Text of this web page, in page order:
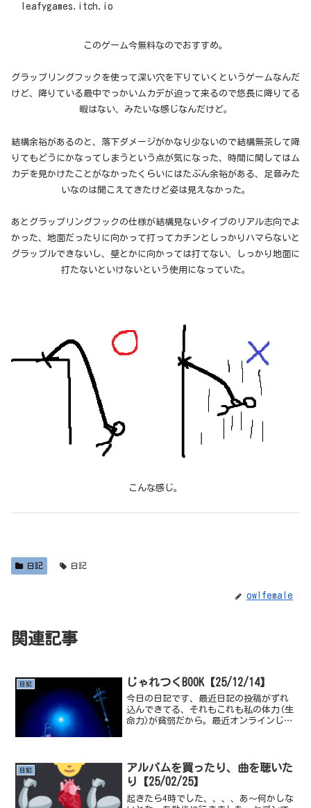
leafygames.itch.io
このゲーム今無料なのでおすすめ。
グラップリングフックを使って深い穴を下りていくというゲームなんだ
けど、降りている最中でっかいムカデが迫って来るので悠長に降りてる
暇はない、みたいな感じなんだけど。
結構余裕があるのと、落下ダメージがかなり少ないので結構無茶して降
りてもどうにかなってしまうという点が気になった、時間に関してはム
カデを見かけたことがなかったくらいにはたぶん余裕がある、足音みた
いなのは聞こえてきたけど姿は見えなかった。
あとグラップリングフックの仕様が結構見ないタイプのリアル志向でよ
かった、地面だったりに向かって打ってカチンとしっかりハマらないと
グラップルできないし、壁とかに向かっては打てない、しっかり地面に
打たないといけないという使用になっていた。
こんな感じ。
日記 日記
owlfemale
関連記事
日記 じゃれつくBOOK【25/12/14】
今日の日記です、最近日記の投稿がずれ
込んできてる、それもこれも私の体力(生
命力)が貧弱だから。最近オンラインじゃ
本当に終わりのタイ...
日記
アルバムを買ったり、曲を聴いた
り【25/02/25】
起きたら4時でした、、、、あ～何かしな